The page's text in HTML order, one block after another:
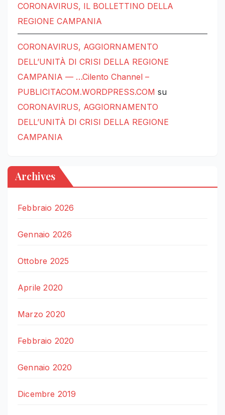
CORONAVIRUS, IL BOLLETTINO DELLA
REGIONE CAMPANIA
CORONAVIRUS, AGGIORNAMENTO
DELL’UNITÀ DI CRISI DELLA REGIONE
CAMPANIA — …Cilento Channel –
PUBLICITACOM.WORDPRESS.COM su
CORONAVIRUS, AGGIORNAMENTO
DELL’UNITÀ DI CRISI DELLA REGIONE
CAMPANIA
Archives
Febbraio 2026
Gennaio 2026
Ottobre 2025
Aprile 2020
Marzo 2020
Febbraio 2020
Gennaio 2020
Dicembre 2019